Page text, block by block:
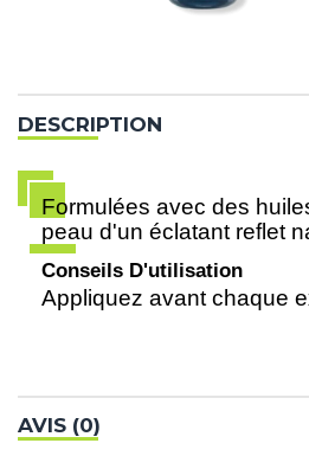
DESCRIPTION
Formulées avec des
peau d'un éclatant reflet
Conseils D'utilisation
Appliquez avant chaque
AVIS (0)